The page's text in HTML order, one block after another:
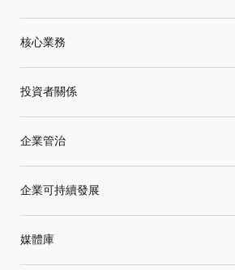
核心業務
投資者關係
企業管治
企業可持續發展
媒體庫